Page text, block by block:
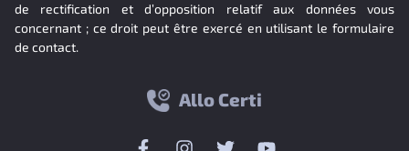
de rectification et d’opposition relatif aux données vous
concernant ; ce droit peut être exercé en utilisant le formulaire
de contact.
Allo Certi